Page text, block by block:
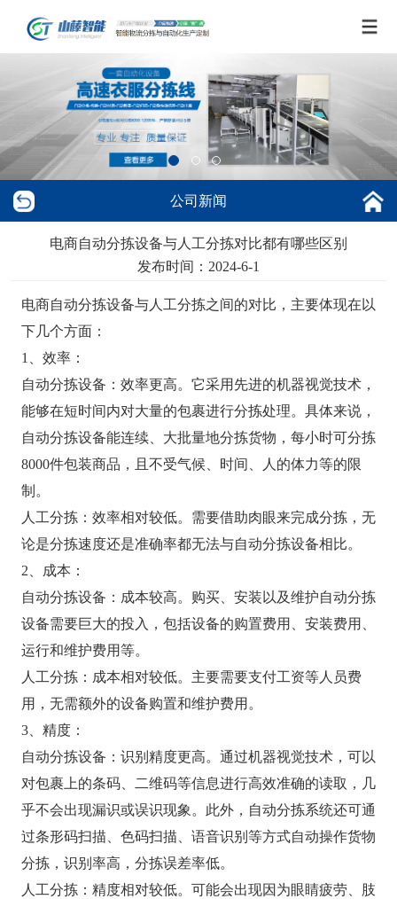
公司新闻
电商自动分拣设备与人工分拣对比都有哪些区别
发布时间：2024-6-1
电商自动分拣设备与人工分拣之间的对比，主要体现在以
下几个方面：
1、效率：
自动分拣设备：效率更高。它采用先进的机器视觉技术，
能够在短时间内对大量的包裹进行分拣处理。具体来说，
自动分拣设备能连续、大批量地分拣货物，每小时可分拣
8000件包装商品，且不受气候、时间、人的体力等的限
制。
人工分拣：效率相对较低。需要借助肉眼来完成分拣，无
论是分拣速度还是准确率都无法与自动分拣设备相比。
2、成本：
自动分拣设备：成本较高。购买、安装以及维护自动分拣
设备需要巨大的投入，包括设备的购置费用、安装费用、
运行和维护费用等。
人工分拣：成本相对较低。主要需要支付工资等人员费
用，无需额外的设备购置和维护费用。
3、精度：
自动分拣设备：识别精度更高。通过机器视觉技术，可以
对包裹上的条码、二维码等信息进行高效准确的读取，几
乎不会出现漏识或误识现象。此外，自动分拣系统还可通
过条形码扫描、色码扫描、语音识别等方式自动操作货物
分拣，识别率高，分拣误差率低。
人工分拣：精度相对较低。可能会出现因为眼睛疲劳、肢